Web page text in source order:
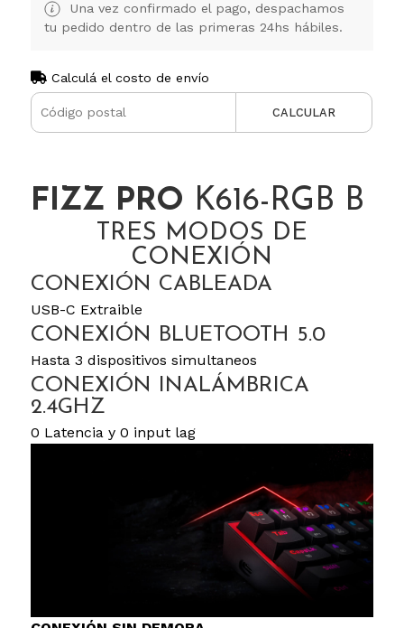
Una vez confirmado el pago, despachamos
tu pedido dentro de las primeras 24hs hábiles.
Calculá el costo de envío
CALCULAR
FIZZ PRO K616-RGB B
TRES MODOS DE
CONEXIÓN
CONEXIÓN CABLEADA
USB-C Extraible
CONEXIÓN BLUETOOTH 5.0
Hasta 3 dispositivos simultaneos
CONEXIÓN INALÁMBRICA
2.4GHZ
0 Latencia y 0 input lag